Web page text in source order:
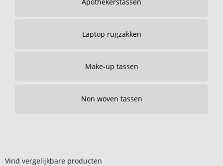
Laptop rugzakken
Make-up tassen
Non woven tassen
Vind vergelijkbare producten